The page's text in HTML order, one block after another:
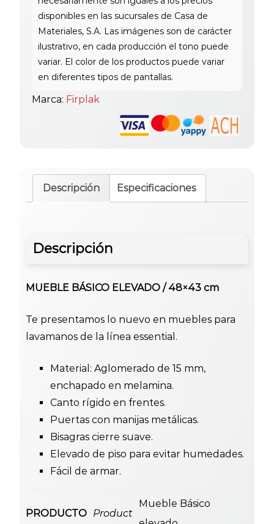
Marca: Firplak
Descripción Especificaciones
Descripción
MUEBLE BÁSICO ELEVADO / 48×43 cm
Te presentamos lo nuevo en muebles para
lavamanos de la línea essential.
Material: Aglomerado de 15 mm,
enchapado en melamina.
Canto rígido en frentes.
Puertas con manijas metálicas.
Bisagras cierre suave.
Elevado de piso para evitar humedades.
Fácil de armar.
PRODUCTO Product
Mueble Básico